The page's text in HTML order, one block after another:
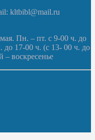
kltbibl@mail.ru
Пн. – пт. с 9-00 ч. до
до 17-00 ч. (с 13- 00 ч. до
– воскресенье